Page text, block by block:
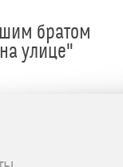
братом
улице"